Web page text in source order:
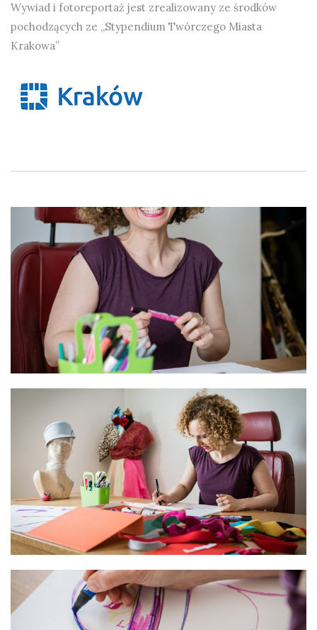
Wywiad i fotoreportaż jest zrealizowany ze środków
pochodzących ze „Stypendium Twórczego Miasta
Krakowa”